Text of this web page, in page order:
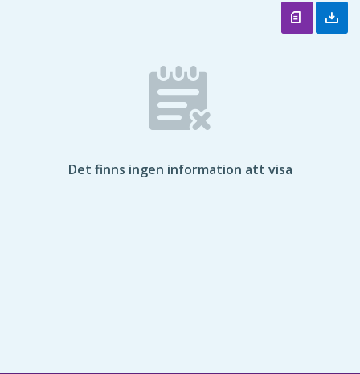
Det finns ingen information att visa